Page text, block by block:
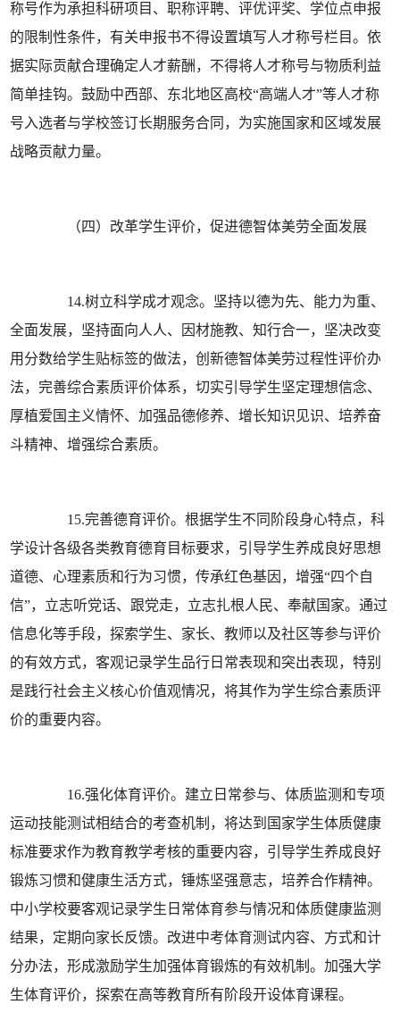
称号作为承担科研项目、职称评聘、评优评奖、学位点申报
的限制性条件，有关申报书不得设置填写人才称号栏目。依
据实际贡献合理确定人才薪酬，不得将人才称号与物质利益
简单挂钩。鼓励中西部、东北地区高校“高端人才”等人才称
号入选者与学校签订长期服务合同，为实施国家和区域发展
战略贡献力量。
（四）改革学生评价，促进德智体美劳全面发展
14.树立科学成才观念。坚持以德为先、能力为重、
全面发展，坚持面向人人、因材施教、知行合一，坚决改变
用分数给学生贴标签的做法，创新德智体美劳过程性评价办
法，完善综合素质评价体系，切实引导学生坚定理想信念、
厚植爱国主义情怀、加强品德修养、增长知识见识、培养奋
斗精神、增强综合素质。
15.完善德育评价。根据学生不同阶段身心特点，科
学设计各级各类教育德育目标要求，引导学生养成良好思想
道德、心理素质和行为习惯，传承红色基因，增强“四个自
信”，立志听党话、跟党走，立志扎根人民、奉献国家。通过
信息化等手段，探索学生、家长、教师以及社区等参与评价
的有效方式，客观记录学生品行日常表现和突出表现，特别
是践行社会主义核心价值观情况，将其作为学生综合素质评
价的重要内容。
16.强化体育评价。建立日常参与、体质监测和专项
运动技能测试相结合的考查机制，将达到国家学生体质健康
标准要求作为教育教学考核的重要内容，引导学生养成良好
锻炼习惯和健康生活方式，锤炼坚强意志，培养合作精神。
中小学校要客观记录学生日常体育参与情况和体质健康监测
结果，定期向家长反馈。改进中考体育测试内容、方式和计
分办法，形成激励学生加强体育锻炼的有效机制。加强大学
生体育评价，探索在高等教育所有阶段开设体育课程。